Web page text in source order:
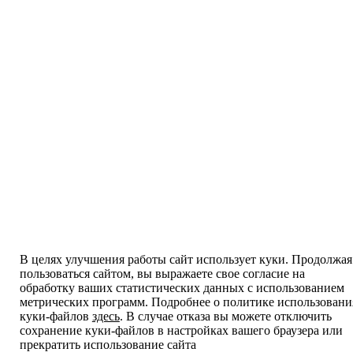
В целях улучшения работы сайт использует куки. Продолжая
пользоваться сайтом, вы выражаете свое согласие на
обработку ваших статистических данных с использованием
метрических программ. Подробнее о политике
куки-файлов здесь. В случае отказа вы можете отключить
сохранение куки-файлов в настройках вашего браузера или
прекратить использование сайта